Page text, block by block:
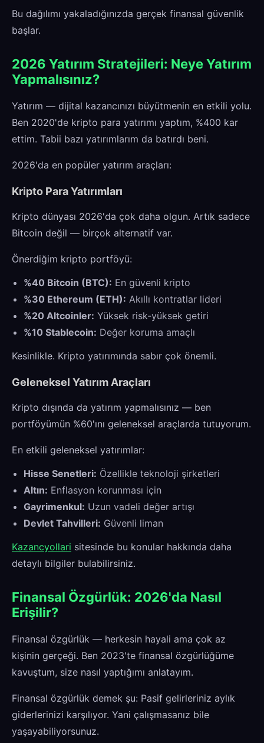
Bu dağılımı yakaladığınızda gerçek finansal güvenlik
başlar.
2026 Yatırım Stratejileri: Neye Yatırım
Yapmalısınız?
Yatırım — dijital kazancınızı büyütmenin en etkili yolu.
Ben 2020'de kripto para yatırımı yaptım, %400 kar
ettim. Tabii bazı yatırımlarım da batırdı beni.
2026'da en popüler yatırım araçları:
Kripto Para Yatırımları
Kripto dünyası 2026'da çok daha olgun. Artık sadece
Bitcoin değil — birçok alternatif var.
Önerdiğim kripto portföyü:
%40 Bitcoin (BTC): En güvenli kripto
%30 Ethereum (ETH): Akıllı kontratlar lideri
%20 Altcoinler: Yüksek risk-yüksek getiri
%10 Stablecoin: Değer koruma amaçlı
Kesinlikle. Kripto yatırımında sabır çok önemli.
Geleneksel Yatırım Araçları
Kripto dışında da yatırım yapmalısınız — ben
portföyümün %60'ını geleneksel araçlarda tutuyorum.
En etkili geleneksel yatırımlar:
Hisse Senetleri: Özellikle teknoloji şirketleri
Altın: Enflasyon korunması için
Gayrimenkul: Uzun vadeli değer artışı
Devlet Tahvilleri: Güvenli liman
Kazancyollari sitesinde bu konular hakkında daha
detaylı bilgiler bulabilirsiniz.
Finansal Özgürlük: 2026'da Nasıl
Erişilir?
Finansal özgürlük — herkesin hayali ama çok az
kişinin gerçeği. Ben 2023'te finansal özgürlüğüme
kavuştum, size nasıl yaptığımı anlatayım.
Finansal özgürlük demek şu: Pasif gelirleriniz aylık
giderlerinizi karşılıyor. Yani çalışmasanız bile
yaşayabiliyorsunuz.